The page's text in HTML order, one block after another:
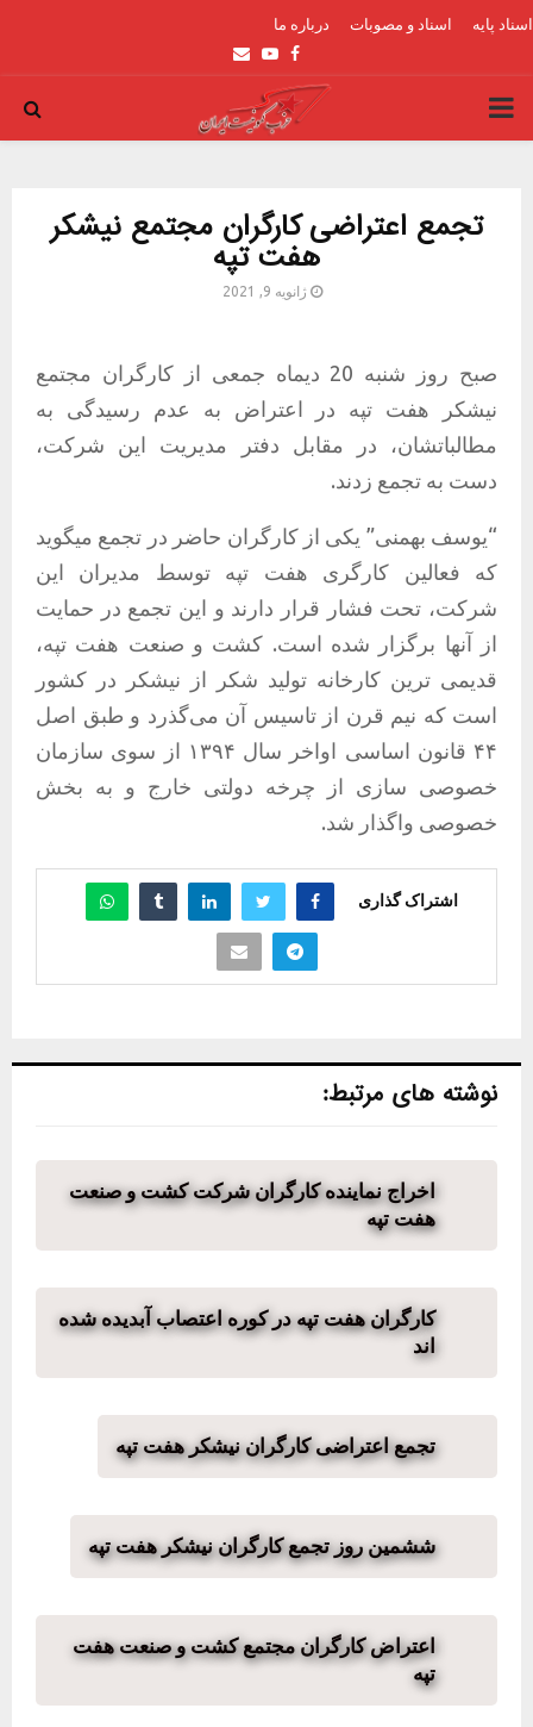
اسناد پایه اسناد و مصوبات درباره ما
Facebook
Youtube
Email
PRIMARY
تجمع اعتراضی کارگران مجتمع نیشکر
هفت تپه
ژانویه 9, 2021
صبح روز شنبه 20 دیماه جمعی از کارگران مجتمع
نیشکر هفت تپه در اعتراض به عدم رسیدگی به
مطالباتشان، در مقابل دفتر مدیریت این شرکت،
دست به تجمع زدند.
“یوسف بهمنی” یکی از کارگران حاضر در تجمع میگوید
که فعالین کارگری هفت تپه توسط مدیران این
شرکت، تحت فشار قرار دارند و این تجمع در حمایت
از آنها برگزار شده است. کشت و صنعت هفت تپه،
قدیمی ترین کارخانه تولید شکر از نیشکر در کشور
است که نیم قرن از تاسیس آن می‌گذرد و طبق اصل
۴۴ قانون اساسی اواخر سال ۱۳۹۴ از سوی سازمان
خصوصی سازی از چرخه دولتی خارج و به بخش
خصوصی واگذار شد.
اشتراک گذاری
نوشته های مرتبط:
اخراج نماینده کارگران شرکت کشت و صنعت
هفت تپه
کارگران هفت تپه در کوره اعتصاب آبدیده شده
اند
تجمع اعتراضی کارگران نیشکر هفت تپه
ششمین روز تجمع کارگران نیشکر هفت تپه
اعتراض کارگران مجتمع کشت و صنعت هفت
تپه